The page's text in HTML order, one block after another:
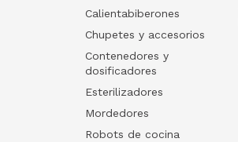
Calientabiberones
Chupetes y accesorios
Contenedores y
dosificadores
Esterilizadores
Mordedores
Robots de cocina